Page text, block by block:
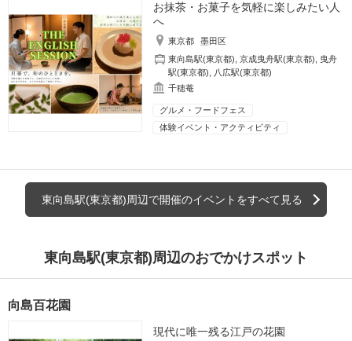
お抹茶・お菓子を気軽に楽しみたい人
へ
東京都
墨田区
東向島駅(東京都) ,京成曳舟駅(東京都)
曳舟
駅(東京都)
八広駅(東京都)
千穂菴
グルメ・フードフェス
体験イベント・アクティビティ
東向島駅(東京都)周辺で開催のイベントをすべて見る
東向島駅(東京都)周辺のおでかけスポット
向島百花園
現代に唯一残る江戸の花園